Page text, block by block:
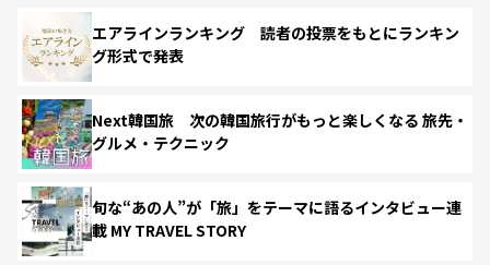
エアラインランキング 読者の投票をもとにランキン
グ形式で発表
Next韓国旅 次の韓国旅行がもっと楽しくなる 旅先・
グルメ・テクニック
旬な“あの人”が「旅」をテーマに語るインタビュー連
載 MY TRAVEL STORY